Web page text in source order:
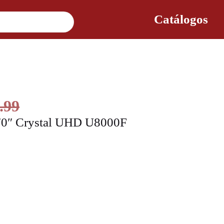
Catálogos
Crystal UHD U8000F